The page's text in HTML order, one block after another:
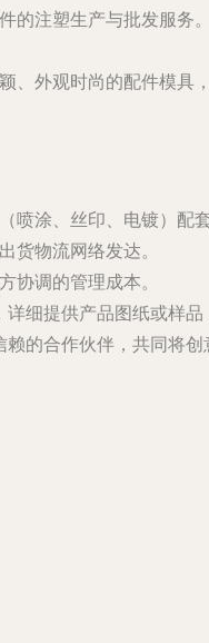
的注塑生产与批发服
、外观时尚的配件模具
喷涂、丝印、电镀）配
货物流网络发达。
协调的管理成本。
细提供产品图纸或样
的合作伙伴，共同将创